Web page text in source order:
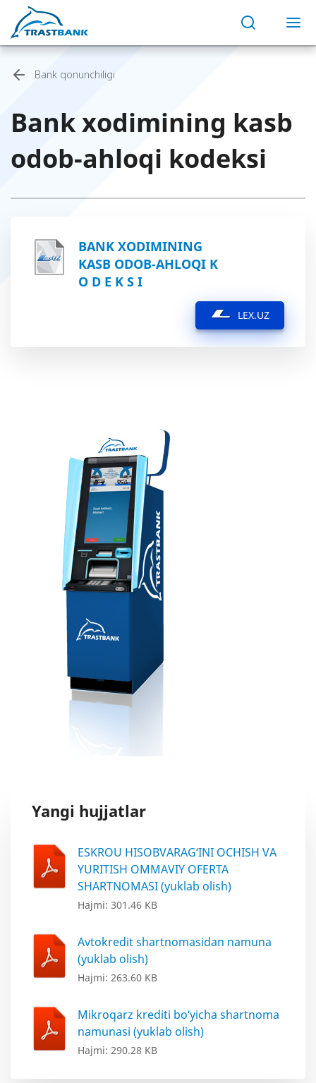
Bank qonunchiligi
Bank xodimining kasb
odob-ahloqi kodeksi
BANK XODIMINING
KASB ODOB-AHLOQI K
O D E K S I
LEX.UZ
Yangi hujjatlar
ESKROU HISOBVARAG‘INI OCHISH VA
YURITISH OMMAVIY OFERTA
SHARTNOMASI (yuklab olish)
Hajmi: 301.46 KB
Avtokredit shartnomasidan namuna
(yuklab olish)
Hajmi: 263.60 KB
Mikroqarz krediti bo‘yicha shartnoma
namunasi (yuklab olish)
Hajmi: 290.28 KB